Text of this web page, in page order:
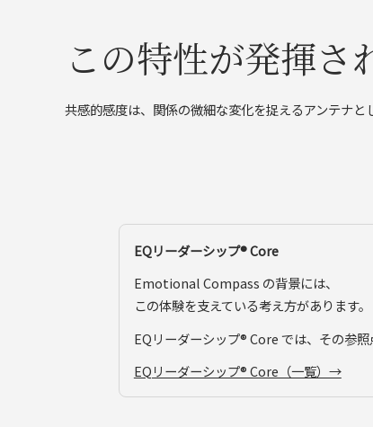
この特性が発揮さ
共感的感度は、関係の微細な変化を捉えるアンテナと
EQリーダーシップ®︎ Core
Emotional Compass の背景には、
この体験を支えている考え方があります。
EQリーダーシップ®︎ Core では、その参照
EQリーダーシップ®︎ Core（一覧）→